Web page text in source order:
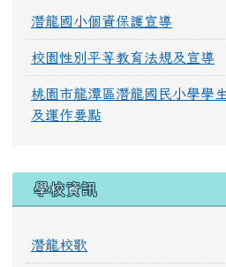
潛龍國小個資保護宣導
校園性別平等教育法規及宣導
桃園市龍潭區潛龍國民小學學
及運作要點
學校資訊
潛龍校歌